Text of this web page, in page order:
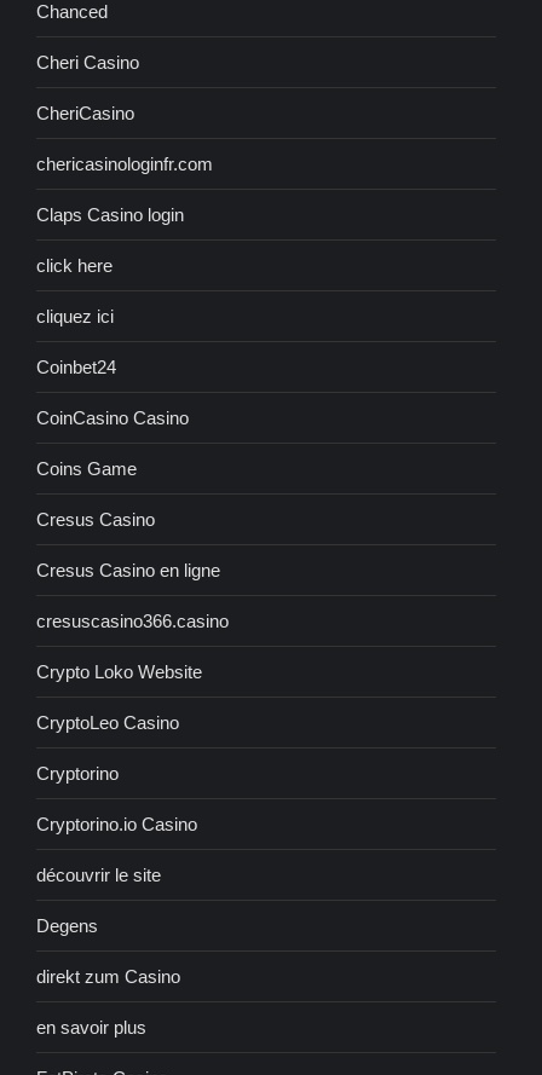
Chanced
Cheri Casino
CheriCasino
chericasinologinfr.com
Claps Casino login
click here
cliquez ici
Coinbet24
CoinCasino Casino
Coins Game
Cresus Casino
Cresus Casino en ligne
cresuscasino366.casino
Crypto Loko Website
CryptoLeo Casino
Cryptorino
Cryptorino.io Casino
découvrir le site
Degens
direkt zum Casino
en savoir plus